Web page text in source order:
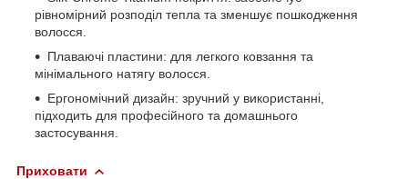
рівномірний розподіл тепла та зменшує пошкодження
волосся.
Плаваючі пластини: для легкого ковзання та
мінімального натягу волосся.
Ергономічний дизайн: зручний у використанні,
підходить для професійного та домашнього
застосування.
Приховати